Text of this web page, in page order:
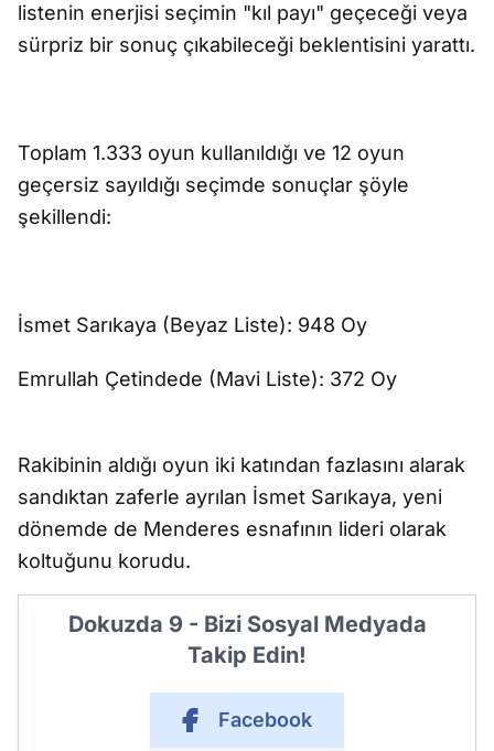
listenin enerjisi seçimin "kıl payı" geçeceği veya
sürpriz bir sonuç çıkabileceği beklentisini yarattı.
Toplam 1.333 oyun kullanıldığı ve 12 oyun
geçersiz sayıldığı seçimde sonuçlar şöyle
şekillendi:
İsmet Sarıkaya (Beyaz Liste): 948 Oy
Emrullah Çetindede (Mavi Liste): 372 Oy
Rakibinin aldığı oyun iki katından fazlasını alarak
sandıktan zaferle ayrılan İsmet Sarıkaya, yeni
dönemde de Menderes esnafının lideri olarak
koltuğunu korudu.
Dokuzda 9 - Bizi Sosyal Medyada
Takip Edin!
Facebook